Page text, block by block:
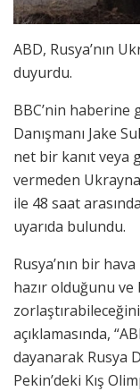
ABD, Rusya’nın
duyurdu.
BBC’nin haberine
Danışmanı Jake
net bir kanıt veya
vermeden
ile 48 saat
uyarıda bulundu.
Rusya’nın bir
hazır olduğunu ve
açıklamasında,
dayanarak Rusya
Pekin’deki Kış